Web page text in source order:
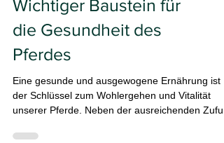
Spurenelement Kupfer:
Wichtiger Baustein für
die Gesundheit des